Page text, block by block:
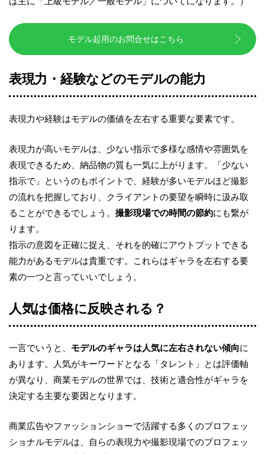
モデル起用のお問合せはこちら
表現力・経験などのモデルの能力
表現力や経験はモデルの価値を左右する重要な要素です。
表現力が高いモデルは、少ない指示で多様な感情や雰囲気を
表現できるため、納品物の質も一気に上がります。「少ない
指示で」というのもポイントで、経験が多いモデルほど撮影
の流れを把握しており、クライアントの要望を瞬時に汲み取
ることができるでしょう。 撮影現場での時間の節約にも繋が
ります。
指示の意図を正確に捉え、それを的確にアウトプットできる
能力があるモデルは貴重です。これらはギャラを左右する要
素の一つと言っていいでしょう。
人気は価格に反映される？
一言でいうと、 モデルのギャラは人気に左右されない傾向に
あります。人気がキーワードとなる「タレント」とは評価軸
が異なり、商業モデルの世界では、技術と適合性がギャラを
決定する主要な要因となります。
商業広告やファッションショーで活躍する多くのプロフェッ
ショナルモデルは、自らの表現力や撮影現場でのプロフェッ